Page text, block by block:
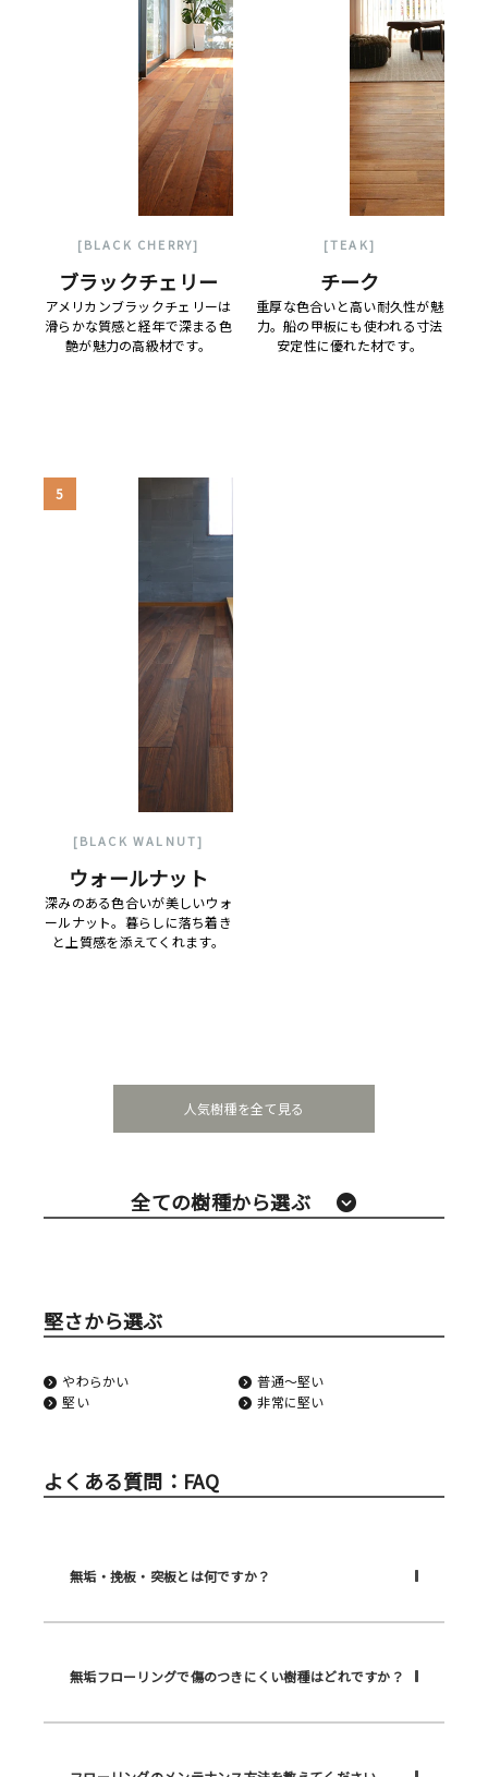
[BLACK CHERRY]
ブラックチェリー
アメリカンブラックチェリーは
滑らかな質感と経年で深まる色
艶が魅力の高級材です。
[TEAK]
チーク
重厚な色合いと高い耐久性が魅
力。船の甲板にも使われる寸法
安定性に優れた材です。
5
[BLACK WALNUT]
ウォールナット
深みのある色合いが美しいウォ
ールナット。暮らしに落ち着き
と上質感を添えてくれます。
人気樹種を全て見る
全ての樹種から選ぶ
堅さから選ぶ
やわらかい
普通〜堅い
堅い
非常に堅い
よくある質問：FAQ
無垢・挽板・突板とは何ですか？
無垢フローリングで傷のつきにくい樹種はどれですか？